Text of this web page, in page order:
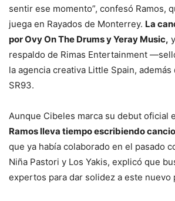
sentir ese momento”, confesó Ramos,
juega en Rayados de Monterrey. La
por Ovy On The Drums y Yeray Music,
respaldo de Rimas Entertainment
la agencia creativa Little Spain,
SR93.
Aunque Cibeles marca su debut oficial
Ramos lleva tiempo escribiendo
que ya había colaborado en el pasado
Niña Pastori y Los Yakis, explicó que
expertos para dar solidez a este nuevo